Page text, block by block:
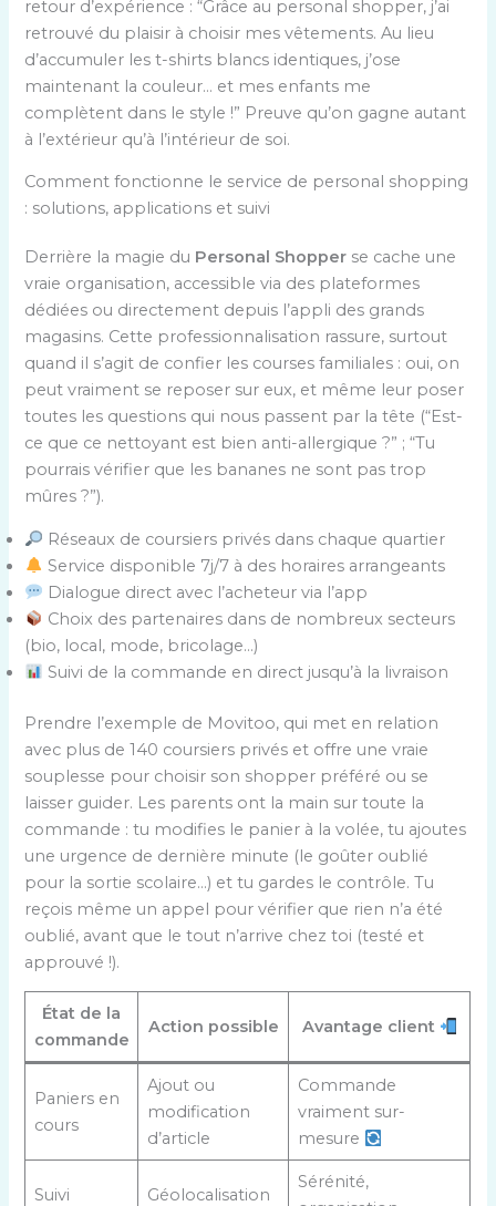
retour d’expérience : “Grâce au personal shopper, j’ai
retrouvé du plaisir à choisir mes vêtements. Au lieu
d’accumuler les t-shirts blancs identiques, j’ose
maintenant la couleur… et mes enfants me
complètent dans le style !” Preuve qu’on gagne autant
à l’extérieur qu’à l’intérieur de soi.
Comment fonctionne le service de personal shopping
: solutions, applications et suivi
Derrière la magie du Personal Shopper se cache une
vraie organisation, accessible via des plateformes
dédiées ou directement depuis l’appli des grands
magasins. Cette professionnalisation rassure, surtout
quand il s’agit de confier les courses familiales : oui, on
peut vraiment se reposer sur eux, et même leur poser
toutes les questions qui nous passent par la tête (“Est-
ce que ce nettoyant est bien anti-allergique ?” ; “Tu
pourrais vérifier que les bananes ne sont pas trop
mûres ?”).
Réseaux de coursiers privés dans chaque quartier
Service disponible 7j/7 à des horaires arrangeants
Dialogue direct avec l’acheteur via l’app
Choix des partenaires dans de nombreux secteurs
(bio, local, mode, bricolage…)
Suivi de la commande en direct jusqu’à la livraison
Prendre l’exemple de Movitoo, qui met en relation
avec plus de 140 coursiers privés et offre une vraie
souplesse pour choisir son shopper préféré ou se
laisser guider. Les parents ont la main sur toute la
commande : tu modifies le panier à la volée, tu ajoutes
une urgence de dernière minute (le goûter oublié
pour la sortie scolaire…) et tu gardes le contrôle. Tu
reçois même un appel pour vérifier que rien n’a été
oublié, avant que le tout n’arrive chez toi (testé et
approuvé !).
État de la
commande
Action possible Avantage client
Paniers en
cours
Ajout ou
modification
d’article
Commande
vraiment sur-
mesure
Suivi
Géolocalisation
Sérénité,